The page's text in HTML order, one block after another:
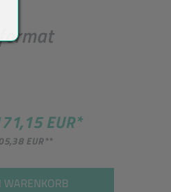
EUR*
EUR**
WARENKORB